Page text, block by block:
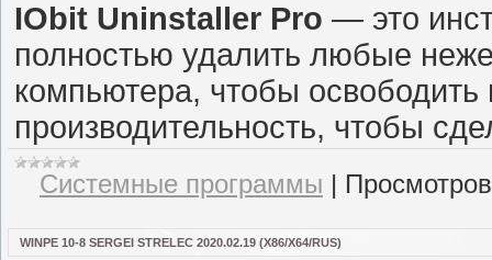
IObit Uninstaller Pro — это
полностью удалить любые
компьютера, чтобы
производительность, чтобы
Системные программы |
WINPE 10-8 SERGEI STRELEC 2020.02.19 (X86/X64/RUS)